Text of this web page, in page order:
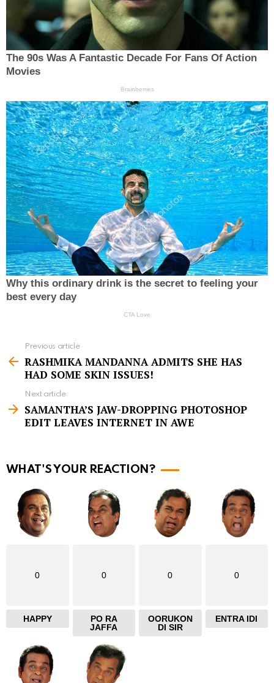
e
m
e
Previous article
RASHMIKA MANDANNA ADMITS SHE HAS
HAD SOME SKIN ISSUES!
Next article
SAMANTHA’S JAW-DROPPING PHOTOSHOP
EDIT LEAVES INTERNET IN AWE
WHAT'S YOUR REACTION?
0
HAPPY
0
PO RA
JAFFA
0
OORUKON
DI SIR
0
ENTRA IDI